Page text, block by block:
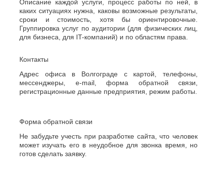
Описание каждой услуги, процесс работы по ней, в
каких ситуациях нужна, каковы возможные результаты,
сроки и стоимость, хотя бы ориентировочные.
Группировка услуг по аудитории (для физических лиц,
для бизнеса, для IT-компаний) и по областям права.
Контакты
Адрес офиса в Волгограде с картой, телефоны,
мессенджеры, e-mail, форма обратной связи,
регистрационные данные предприятия, режим работы.
Форма обратной связи
Не забудьте учесть при разработке сайта, что человек
может изучать его в неудобное для звонка время, но
готов сделать заявку.